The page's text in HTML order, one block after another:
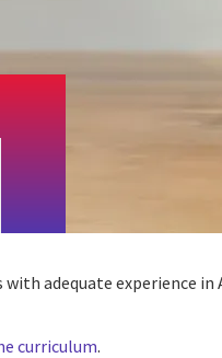
adequate experience
curriculum.